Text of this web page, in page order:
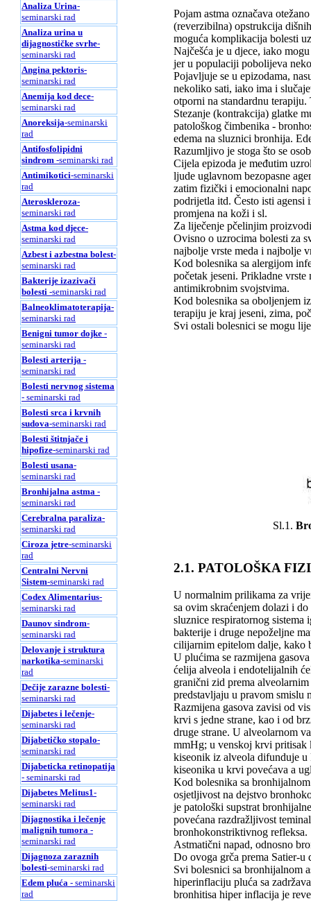
Analiza Urina-
seminarski rad
Analiza urina u
dijagnostičke svrhe-
seminarski rad
Angina pektoris-
seminarski rad
Anemija kod dece-
seminarski rad
Anoreksija-seminarski
rad
Antifosfolipidni
sindrom -seminarski rad
Antimikotici-seminarski
rad
Ateroskleroza-
seminarski rad
Astma kod djece-
seminarski rad
Azbest i azbestna bolest-
seminarski rad
Bakterije izazivači
bolesti -seminarski rad
Balneoklimatoterapija-
seminarski rad
Benigni tumor dojke -
seminarski rad
Bolesti arterija -
seminarski rad
Bolesti nervnog sistema
- seminarski rad
Bolesti srca i krvnih
sudova-seminarski rad
Bolesti štitnjače i
hipofize-seminarski rad
Bolesti usana-
seminarski rad
Bronhijalna astma -
seminarski rad
Cerebralna paraliza-
seminarski rad
Ciroza jetre-seminarski
rad
Centralni Nervni
Sistem-seminarski rad
Codex Alimentarius-
seminarski rad
Daunov sindrom-
seminarski rad
Delovanje i struktura
narkotika-seminarski
rad
Dečije zarazne bolesti-
seminarski rad
Dijabetes i lečenje-
seminarski rad
Dijabetičko stopalo-
seminarski rad
Dijabeticka retinopatija
- seminarski rad
Dijabetes Melitus1-
seminarski rad
Dijagnostika i lečenje
malignih tumora -
seminarski rad
Dijagnoza zaraznih
bolesti-seminarski rad
Edem pluća - seminarski
rad
Pojam astma označava
(reverzibilna) opstrukcija
moguća komplikacija bolesti
Najčešća je u djece, iako
jer u populaciji pobolijeva
Pojavljuje se u epizodama,
nekoliko sati, iako ima i
otporni na standardnu
Stezanje (kontrakcija) glatke
patološkog čimbenika -
edema na sluznici bronhija.
Razumljivo je stoga što se
Cijela epizoda je međutim
ljude uglavnom bezopasne
zatim fizički i emocionalni
podrijetla itd. Često isti agensi
promjena na koži i sl.
Za liječenje pčelinjim
Ovisno o uzrocima bolesti za
najbolje vrste meda i najbolje
Kod bolesnika sa alergijom
početak jeseni. Prikladne
antimikrobnim svojstvima.
Kod bolesnika sa oboljenjem
terapiju je kraj jeseni, zima,
Svi ostali bolesnici se mogu
Sl.1.
2.1. PATOLOŠKA
U normalnim prilikama za
sa ovim skraćenjem dolazi i
sluznice respiratornog
bakterije i druge nepoželjne
cilijarnim epitelom dalje, kako
U plućima se razmijena
ćelija alveola i endotelijalnih
granični zid prema
predstavljaju u pravom smislu
Razmijena gasova zavisi od
krvi s jedne strane, kao i od
druge strane. U alveolarnom
mmHg; u venskoj krvi pritisak
kiseonik iz alveola difunduje
kiseonika u krvi povećava a
Kod bolesnika sa
osjetljivost na dejstvo
je patološki supstrat
povećana razdražljivost
bronhokonstriktivnog refleksa.
Astmatični napad, odnosno
Do ovoga grča prema Satier-
Svi bolesnici sa bronhijalnom
hiperinflaciju pluća sa
bronhitisa hiper inflacija je